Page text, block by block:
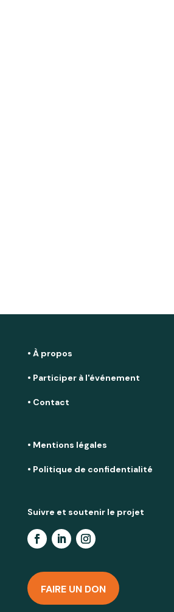
• À propos
• Participer à l'événement
• Contact
• Mentions légales
• Politique de confidentialité
Suivre et soutenir le projet
FAIRE UN DON